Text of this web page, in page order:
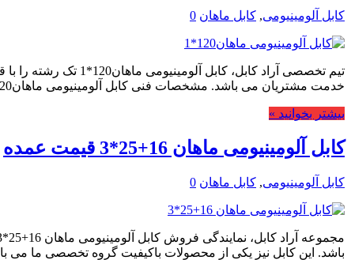
کابل آلومینیومی, کابل ماهان 0
تیم تخصصی آراد
خدمت مشتریان می باشد. مشخصات فنی کابل آلومینیومی ماهان120*1 یکی دیگرازانواع کابل …
بیشتر بخوانید »
کابل آلومینیومی ماهان 16+25*3 قیمت عمده
کابل آلومینیومی, کابل ماهان 0
باشد. این کابل نیز یکی از محصولات باکیفیت گروه تخصصی ما می